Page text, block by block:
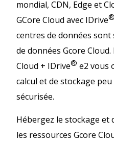
mondial, CDN, Edge et
GCore Cloud avec IDrive®
centres de données
de données Gcore
Cloud + IDrive® e2 vous
calcul et de stockage
sécurisée.
Hébergez le stockage
les ressources Gcore